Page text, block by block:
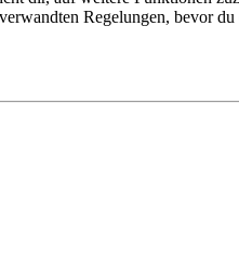
Regelungen, bevor